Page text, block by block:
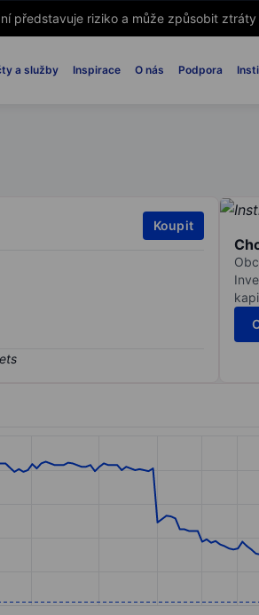
představuje riziko a může způsobit
a služby Inspirace O nás Podpora
Koupit
Data ranges from 10.1 to 14.45.